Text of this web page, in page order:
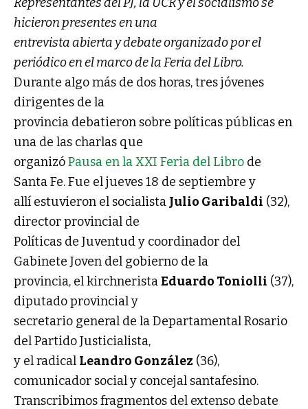
hicieron presentes en una
entrevista abierta y debate organizado por el
periódico en el marco de la Feria del Libro.
Durante algo más de dos horas, tres jóvenes
dirigentes de la
provincia debatieron sobre políticas públicas en
una de las charlas que
organizóPausa en la XXI Feria del Libro de
Santa Fe. Fue el jueves 18 de septiembre y
allí estuvieron el socialista Julio Garibaldi (32),
director provincial de
Políticas de Juventud y coordinador del
Gabinete Joven del gobierno de la
provincia, el kirchneristaEduardo Toniolli (37),
diputado provincial y
secretario general de la Departamental Rosario
del Partido Justicialista,
y el radical Leandro González (36),
comunicador social y concejal santafesino.
Transcribimos fragmentos del extenso debate